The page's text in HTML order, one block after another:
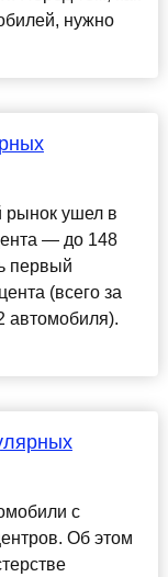
нужно
рынок ушел в
— до 148
первый
(всего за
автомобиля).
с
Об этом